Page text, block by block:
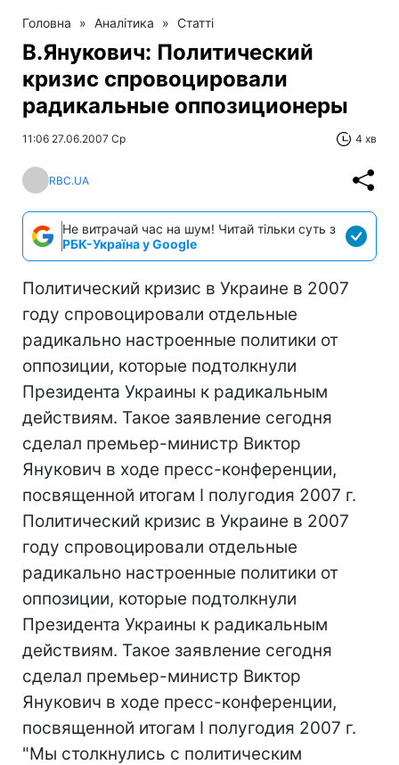
Головна » Аналітика » Статті
В.Янукович: Политический
кризис спровоцировали
радикальные оппозиционеры
11:06 27.06.2007 Ср 4 хв
RBC.UA
Не витрачай час на шум! Читай тільки суть з
РБК-Україна у Google
Политический кризис в Украине в 2007
году спровоцировали отдельные
радикально настроенные политики от
оппозиции, которые подтолкнули
Президента Украины к радикальным
действиям. Такое заявление сегодня
сделал премьер-министр Виктор
Янукович в ходе пресс-конференции,
посвященной итогам I полугодия 2007 г.
Политический кризис в Украине в 2007
году спровоцировали отдельные
радикально настроенные политики от
оппозиции, которые подтолкнули
Президента Украины к радикальным
действиям. Такое заявление сегодня
сделал премьер-министр Виктор
Янукович в ходе пресс-конференции,
посвященной итогам I полугодия 2007 г.
"Мы столкнулись с политическим